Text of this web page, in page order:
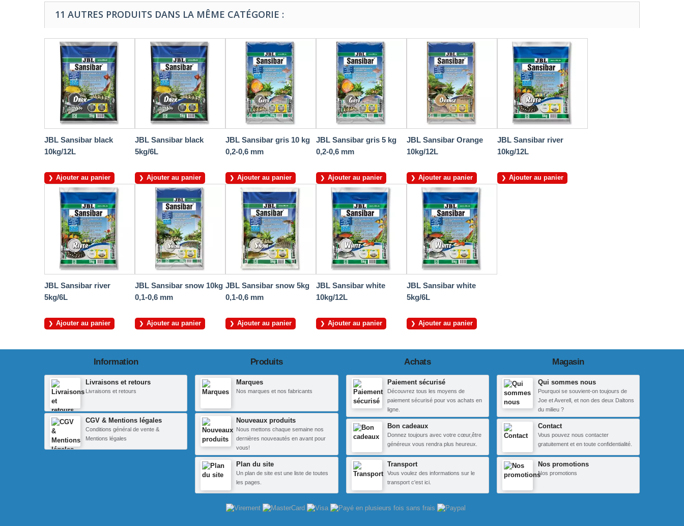
11 AUTRES PRODUITS DANS LA MÊME CATÉGORIE :
JBL Sansibar black
10kg/12L
Ajouter au panier
JBL Sansibar black
5kg/6L
Ajouter au panier
JBL Sansibar gris 10 kg
0,2-0,6 mm
Ajouter au panier
JBL Sansibar gris 5 kg
0,2-0,6 mm
Ajouter au panier
JBL Sansibar Orange
10kg/12L
Ajouter au panier
JBL Sansibar river
10kg/12L
Ajouter au panier
JBL Sansibar river
5kg/6L
Ajouter au panier
JBL Sansibar snow 10kg
0,1-0,6 mm
Ajouter au panier
JBL Sansibar snow 5kg
0,1-0,6 mm
Ajouter au panier
JBL Sansibar white
10kg/12L
Ajouter au panier
JBL Sansibar white
5kg/6L
Ajouter au panier
Information
Livraisons et retours
Livraisons et retours
CGV & Mentions légales
Conditions général de vente &
Mentions légales
Produits
Marques
Nos marques et nos fabricants
Nouveaux produits
Nous mettons chaque semaine nos
dernières nouveautés en avant pour
vous!
Plan du site
Un plan de site est une liste de toutes
les pages.
Achats
Paiement sécurisé
Découvrez tous les moyens de
paiement sécurisé pour vos achats en
ligne.
Bon cadeaux
Donnez toujours avec votre cœur,être
généreux vous rendra plus heureux.
Transport
Vous voulez des informations sur le
transport c'est ici.
Magasin
Qui sommes nous
Pourquoi se souvient-on toujours de
Joe et Averell, et non des deux Daltons
du milieu ?
Contact
Vous pouvez nous contacter
gratuitement et en toute confidentialité.
Nos promotions
Nos promotions